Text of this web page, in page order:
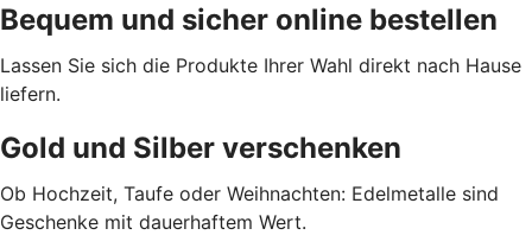
Bequem und sicher online bestellen
Lassen Sie sich die Produkte Ihrer Wahl direkt nach Hause
liefern.
Gold und Silber verschenken
Ob Hochzeit, Taufe oder Weihnachten: Edelmetalle sind
Geschenke mit dauerhaftem Wert.